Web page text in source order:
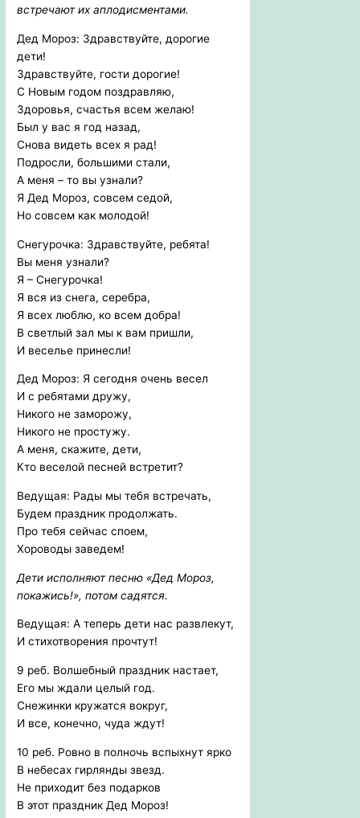
встречают их аплодисментами.
Дед Мороз: Здравствуйте, дорогие
дети!
Здравствуйте, гости дорогие!
С Новым годом поздравляю,
Здоровья, счастья всем желаю!
Был у вас я год назад,
Снова видеть всех я рад!
Подросли, большими стали,
А меня – то вы узнали?
Я Дед Мороз, совсем седой,
Но совсем как молодой!
Снегурочка: Здравствуйте, ребята!
Вы меня узнали?
Я – Снегурочка!
Я вся из снега, серебра,
Я всех люблю, ко всем добра!
В светлый зал мы к вам пришли,
И веселье принесли!
Дед Мороз: Я сегодня очень весел
И с ребятами дружу,
Никого не заморожу,
Никого не простужу.
А меня, скажите, дети,
Кто веселой песней встретит?
Ведущая: Рады мы тебя встречать,
Будем праздник продолжать.
Про тебя сейчас споем,
Хороводы заведем!
Дети исполняют песню «Дед Мороз,
покажись!», потом садятся.
Ведущая: А теперь дети нас развлекут,
И стихотворения прочтут!
9 реб. Волшебный праздник настает,
Его мы ждали целый год.
Снежинки кружатся вокруг,
И все, конечно, чуда ждут!
10 реб. Ровно в полночь вспыхнут ярко
В небесах гирлянды звезд.
Не приходит без подарков
В этот праздник Дед Мороз!